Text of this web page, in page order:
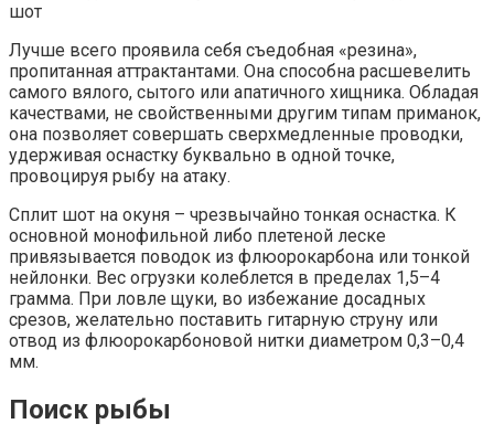
Лучше всего проявила себя съедобная «резина»,
пропитанная аттрактантами. Она способна расшевелить
самого вялого, сытого или апатичного хищника. Обладая
качествами, не свойственными другим типам приманок,
она позволяет совершать сверхмедленные проводки,
удерживая оснастку буквально в одной точке,
провоцируя рыбу на атаку.
Сплит шот на окуня – чрезвычайно тонкая оснастка. К
основной монофильной либо плетеной леске
привязывается поводок из флюорокарбона или тонкой
нейлонки. Вес огрузки колеблется в пределах 1,5–4
грамма. При ловле щуки, во избежание досадных
срезов, желательно поставить гитарную струну или
отвод из флюорокарбоновой нитки диаметром 0,3–0,4
мм.
Поиск рыбы